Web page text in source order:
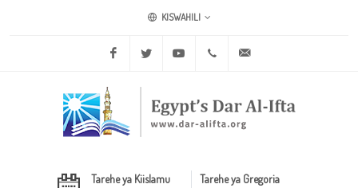
KISWAHILI
Facebook Twitter Youtube +20 2 25970400
Tarehe ya Kiislamu
Tarehe ya Gregoria